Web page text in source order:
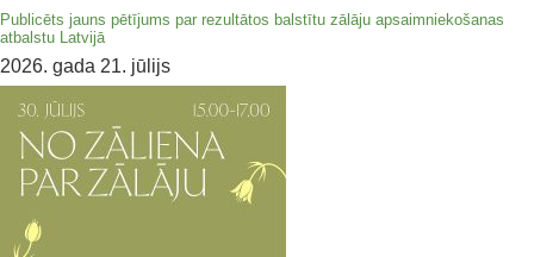
Publicēts jauns pētījums par rezultātos balstītu zālāju apsaimniekošanas
atbalstu Latvijā
2026. gada 21. jūlijs